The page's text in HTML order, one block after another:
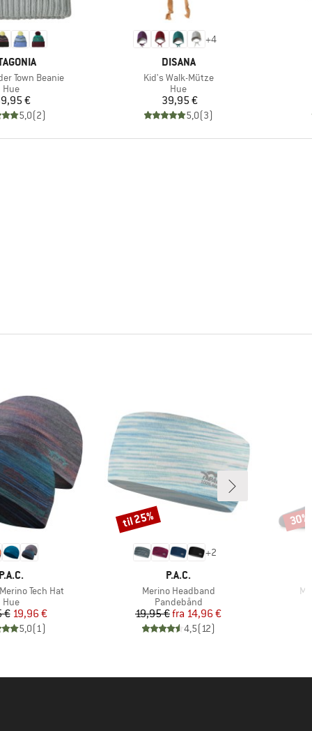
Town Beanie
Produktgruppe
Hue
Pris€
5,0(2)
+4
MÆRKE
DISANA
Artikel
Kid's Walk-Mütze
Produktgruppe
Hue
Pris
39,95 €
5,0(3)
MÆRKE
P.A.C.
Tech Hat
Produktgruppe
Hue
Pris
€Nedsat pris
19,96 €
5,0(1)
+2
MÆRKE
P.A.C.
Artikel
Merino Headband
Produktgruppe
Pandebånd
Pris
19,95 € Nedsat pris
fra 14,96 €
4,5(12)
Rabat
til 25% Rabat
30%